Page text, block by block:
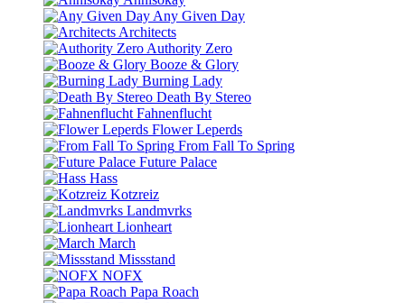
Any Given Day
Architects
Authority Zero
Booze & Glory
Burning Lady
Death By Stereo
Fahnenflucht
Flower Leperds
From Fall To Spring
Future Palace
Hass
Kotzreiz
Landmvrks
Lionheart
March
Missstand
NOFX
Papa Roach